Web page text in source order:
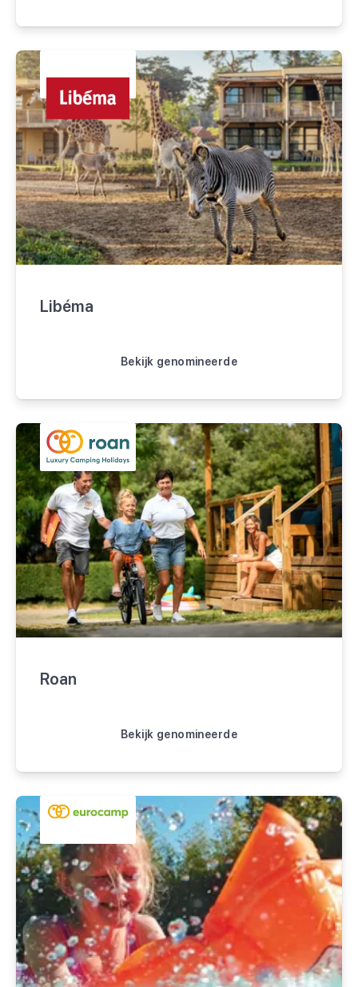
Libéma
Bekijk genomineerde
Roan
Bekijk genomineerde